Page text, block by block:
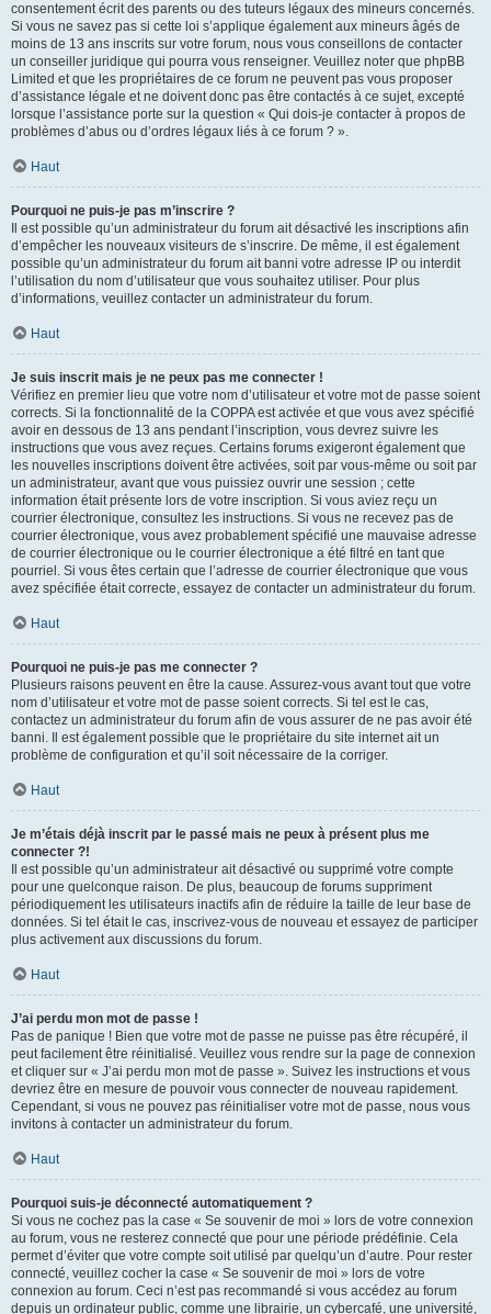
consentement écrit des parents ou des tuteurs légaux des mineurs concernés.
Si vous ne savez pas si cette loi s’applique également aux mineurs âgés de
moins de 13 ans inscrits sur votre forum, nous vous conseillons de contacter
un conseiller juridique qui pourra vous renseigner. Veuillez noter que phpBB
Limited et que les propriétaires de ce forum ne peuvent pas vous proposer
d’assistance légale et ne doivent donc pas être contactés à ce sujet, excepté
lorsque l’assistance porte sur la question « Qui dois-je contacter à propos de
problèmes d’abus ou d’ordres légaux liés à ce forum ? ».
Haut
Pourquoi ne puis-je pas m’inscrire ?
Il est possible qu’un administrateur du forum ait désactivé les inscriptions afin
d’empêcher les nouveaux visiteurs de s’inscrire. De même, il est également
possible qu’un administrateur du forum ait banni votre adresse IP ou interdit
l’utilisation du nom d’utilisateur que vous souhaitez utiliser. Pour plus
d’informations, veuillez contacter un administrateur du forum.
Haut
Je suis inscrit mais je ne peux pas me connecter !
Vérifiez en premier lieu que votre nom d’utilisateur et votre mot de passe soient
corrects. Si la fonctionnalité de la COPPA est activée et que vous avez spécifié
avoir en dessous de 13 ans pendant l’inscription, vous devrez suivre les
instructions que vous avez reçues. Certains forums exigeront également que
les nouvelles inscriptions doivent être activées, soit par vous-même ou soit par
un administrateur, avant que vous puissiez ouvrir une session ; cette
information était présente lors de votre inscription. Si vous aviez reçu un
courrier électronique, consultez les instructions. Si vous ne recevez pas de
courrier électronique, vous avez probablement spécifié une mauvaise adresse
de courrier électronique ou le courrier électronique a été filtré en tant que
pourriel. Si vous êtes certain que l’adresse de courrier électronique que vous
avez spécifiée était correcte, essayez de contacter un administrateur du forum.
Haut
Pourquoi ne puis-je pas me connecter ?
Plusieurs raisons peuvent en être la cause. Assurez-vous avant tout que votre
nom d’utilisateur et votre mot de passe soient corrects. Si tel est le cas,
contactez un administrateur du forum afin de vous assurer de ne pas avoir été
banni. Il est également possible que le propriétaire du site internet ait un
problème de configuration et qu’il soit nécessaire de la corriger.
Haut
Je m’étais déjà inscrit par le passé mais ne peux à présent plus me
connecter ?!
Il est possible qu’un administrateur ait désactivé ou supprimé votre compte
pour une quelconque raison. De plus, beaucoup de forums suppriment
périodiquement les utilisateurs inactifs afin de réduire la taille de leur base de
données. Si tel était le cas, inscrivez-vous de nouveau et essayez de participer
plus activement aux discussions du forum.
Haut
J’ai perdu mon mot de passe !
Pas de panique ! Bien que votre mot de passe ne puisse pas être récupéré, il
peut facilement être réinitialisé. Veuillez vous rendre sur la page de connexion
et cliquer sur « J’ai perdu mon mot de passe ». Suivez les instructions et vous
devriez être en mesure de pouvoir vous connecter de nouveau rapidement.
Cependant, si vous ne pouvez pas réinitialiser votre mot de passe, nous vous
invitons à contacter un administrateur du forum.
Haut
Pourquoi suis-je déconnecté automatiquement ?
Si vous ne cochez pas la case « Se souvenir de moi » lors de votre connexion
au forum, vous ne resterez connecté que pour une période prédéfinie. Cela
permet d’éviter que votre compte soit utilisé par quelqu’un d’autre. Pour rester
connecté, veuillez cocher la case « Se souvenir de moi » lors de votre
connexion au forum. Ceci n’est pas recommandé si vous accédez au forum
depuis un ordinateur public, comme une librairie, un cybercafé, une université,